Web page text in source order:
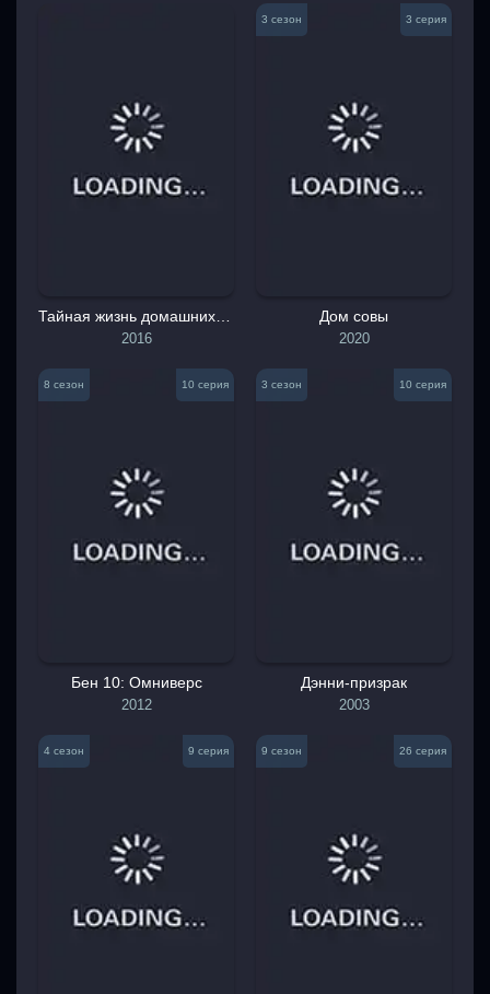
Тайная жизнь домашних животных
2016
3 сезон 3 серия
Дом совы
2020
8 сезон 10 серия
Бен 10: Омниверс
2012
3 сезон 10 серия
Дэнни-призрак
2003
4 сезон 9 серия 9 сезон 26 серия